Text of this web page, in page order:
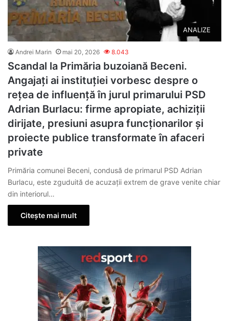
ANALIZE
Andrei Marin mai 20, 2026 8.043
Scandal la Primăria buzoiană Beceni.
Angajați ai instituției vorbesc despre o
rețea de influență în jurul primarului PSD
Adrian Burlacu: firme apropiate, achiziții
dirijate, presiuni asupra funcționarilor și
proiecte publice transformate în afaceri
private
Primăria comunei Beceni, condusă de primarul PSD Adrian
Burlacu, este zguduită de acuzații extrem de grave venite chiar
din interiorul…
Citește mai mult